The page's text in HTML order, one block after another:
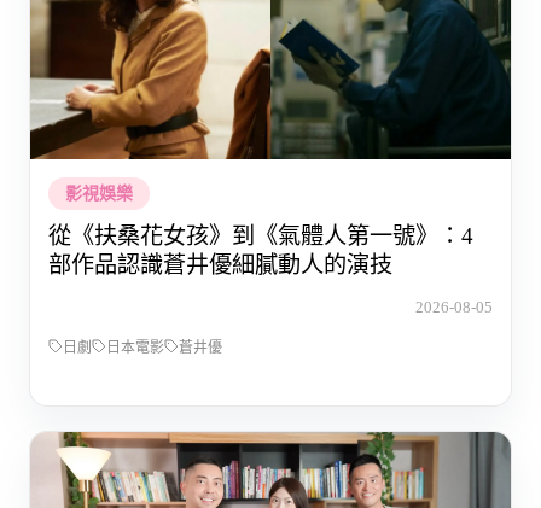
影視娛樂
從《扶桑花女孩》到《氣體人第一號》：4
部作品認識蒼井優細膩動人的演技
2026-08-05
日劇 日本電影 蒼井優